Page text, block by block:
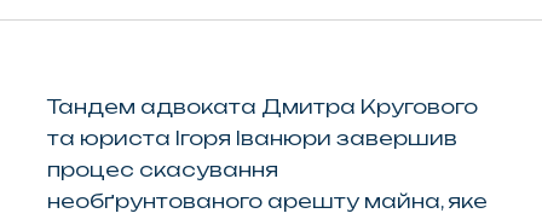
Тандем адвоката Дмитра Кругового
та юриста Ігоря Іванюри завершив
процес скасування
необґрунтованого арешту майна, яке